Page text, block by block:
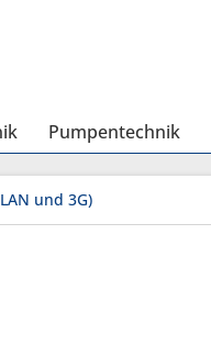
Pumpentechnik
und 3G)